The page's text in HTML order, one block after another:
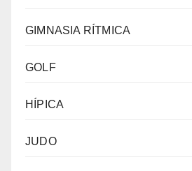
GIMNASIA RÍTMICA
GOLF
HÍPICA
JUDO